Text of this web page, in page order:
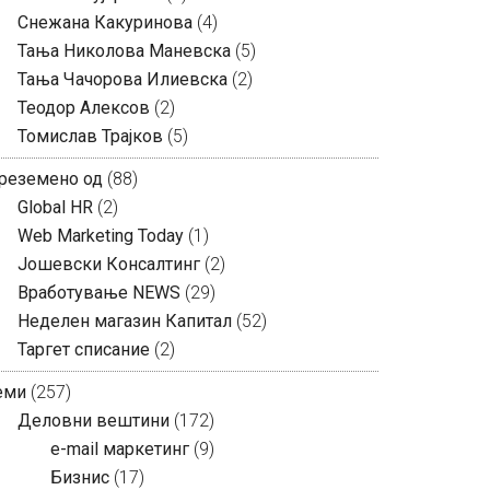
Снежана Какуринова (4)
Тања Николова Маневска (5)
Тања Чачорова Илиевска (2)
Теодор Алексов (2)
Томислав Трајков (5)
од (88)
Global HR (2)
Web Marketing Today (1)
Јошевски Консалтинг (2)
Вработување NEWS (29)
Неделен магазин Капитал (52)
Таргет списание (2)
(257)
Деловни вештини (172)
e-mail маркетинг (9)
Бизнис (17)